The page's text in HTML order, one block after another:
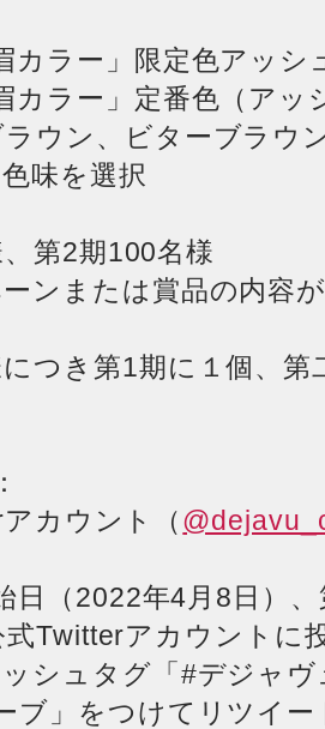
カラー」限定色アッシ
カラー」定番色（アッ
ウン、ビターブラウ
味を選択
第2期100名様
ンまたは賞品の内容
つき第1期に１個、第
カウント（
（2022年4月8日）
Twitterアカウントに
シュタグ「#デジャ
ブ」をつけてリツイー